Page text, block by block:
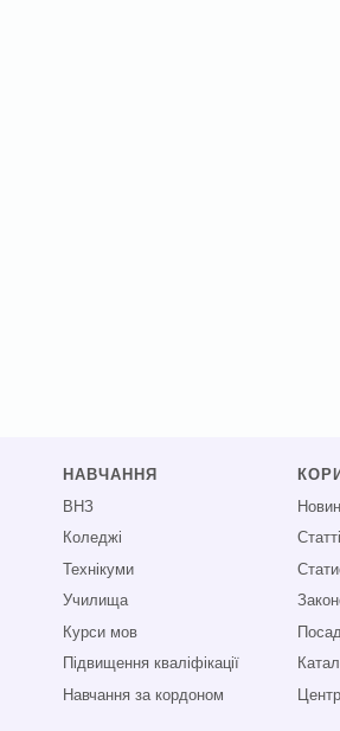
НАВЧАННЯ
ВНЗ
Коледжі
Технікуми
Училища
Курси мов
Підвищення кваліфікації
Навчання за кордоном